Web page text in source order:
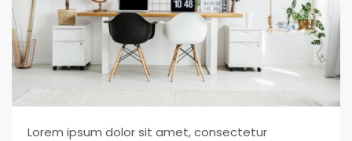
Lorem ipsum dolor sit amet, consectetur
Your Goal
Search My Home